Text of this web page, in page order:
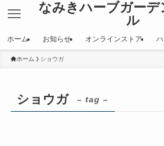
なみきハーブガーデ
ル
ホーム お知らせ オンラインストア
ホーム ショウガ
ショウガ – tag –